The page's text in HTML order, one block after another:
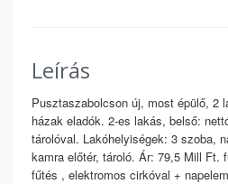
Leírás
Pusztaszabolcson új, most épülő, 2
házak eladók. 2-es lakás, belső:
tárolóval. Lakóhelyiségek: 3 szoba,
kamra előtér, tároló. Ár: 79,5 Mill Ft.
fűtés , elektromos cirkóval +